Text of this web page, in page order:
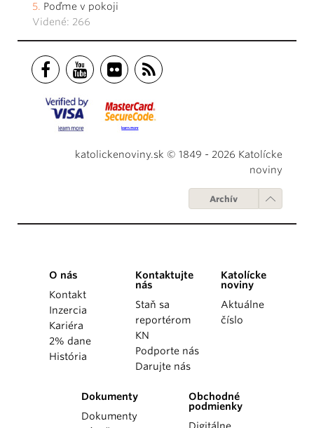
Poďme v pokoji
Videné: 266
katolickenoviny.sk © 1849 - 2026 Katolícke
noviny
Archív
O nás
Kontakt
Inzercia
Kariéra
2% dane
História
Kontaktujte
nás
Staň sa
reportérom
KN
Podporte nás
Darujte nás
Katolícke
noviny
Aktuálne
číslo
Dokumenty
Dokumenty
Obchodné
podmienky